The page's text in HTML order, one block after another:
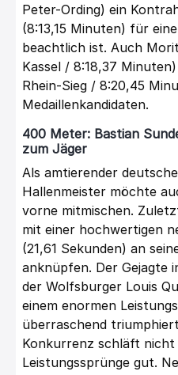
Peter-Ording) ein
(8:13,15 Minuten) für
beachtlich ist. Auch
Kassel / 8:18,37
Rhein-Sieg / 8:20,45
Medaillenkandidaten.
400 Meter: Bastian
zum Jäger
Als amtierender
Hallenmeister möchte
vorne mitmischen.
mit einer hochwertigen
(21,61 Sekunden) an
anknüpfen. Der Gejagte
der Wolfsburger Louis
einem enormen
überraschend
Konkurrenz schläft
Leistungssprünge gut.